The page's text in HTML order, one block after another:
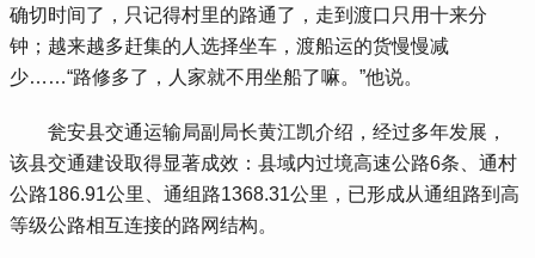
确切时间了，只记得村里的路通了，走到渡口只用十来分
钟；越来越多赶集的人选择坐车，渡船运的货慢慢减
少……“路修多了，人家就不用坐船了嘛。”他说。
瓮安县交通运输局副局长黄江凯介绍，经过多年发展，
该县交通建设取得显著成效：县域内过境高速公路6条、通村
公路186.91公里、通组路1368.31公里，已形成从通组路到高
等级公路相互连接的路网结构。